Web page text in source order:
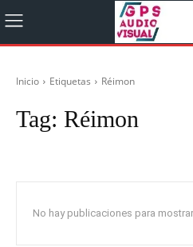
Inicio Etiquetas Réimon
Tag: Réimon
No hay publicaciones para mostrar